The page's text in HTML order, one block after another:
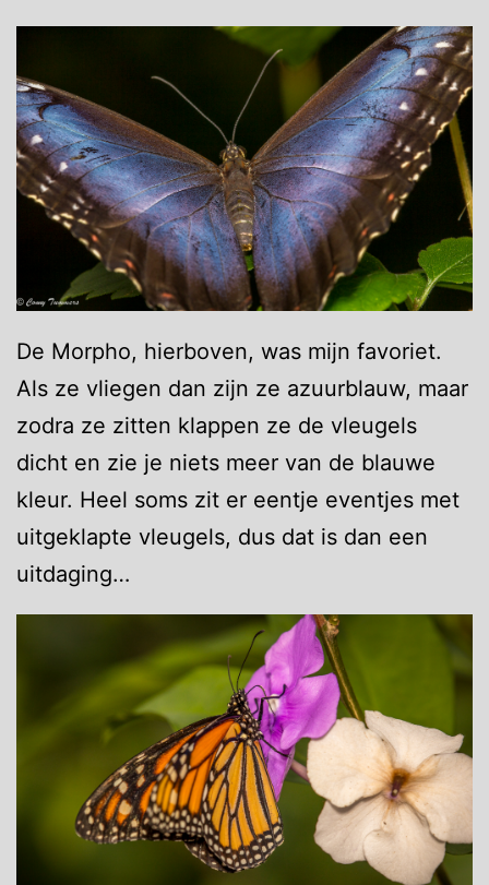
De Morpho, hierboven, was mijn favoriet.
Als ze vliegen dan zijn ze azuurblauw, maar
zodra ze zitten klappen ze de vleugels
dicht en zie je niets meer van de blauwe
kleur. Heel soms zit er eentje eventjes met
uitgeklapte vleugels, dus dat is dan een
uitdaging…